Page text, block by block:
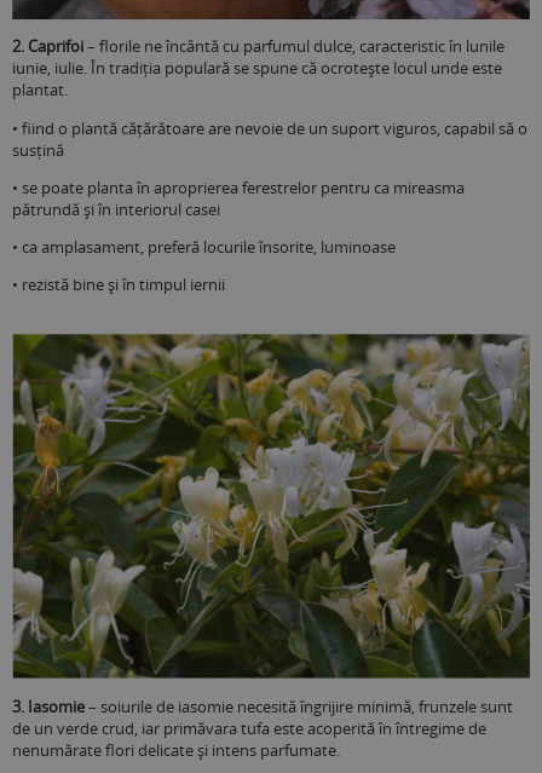
2. Caprifoi– florile ne încântă cu parfumul dulce, caracteristic în lunile
iunie, iulie. În tradiția populară se spune că ocrotește locul unde este
plantat.
• fiind o plantă cățărătoare are nevoie de un suport viguros, capabil să o
susțină
• se poate planta în aproprierea ferestrelor pentru ca mireasma
pătrundă și în interiorul casei
• ca amplasament, preferă locurile însorite, luminoase
• rezistă bine și în timpul iernii
3. Iasomie– soiurile de iasomie necesită îngrijire minimă, frunzele sunt
de un verde crud, iar primăvara tufa este acoperită în întregime de
nenumărate flori delicate și intens parfumate.